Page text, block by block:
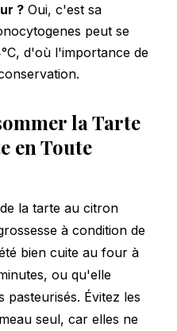
? Oui, c'est sa
peut se
d'où l'importance de
la Tarte
en Toute
la tarte au citron
à condition de
bien cuite au four à
ou qu'elle
Évitez les
seul, car elles ne